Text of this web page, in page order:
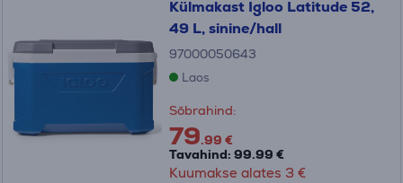
Külmakast Igloo Latitude 52,
49 L, sinine/hall
97000050643
Laos
Sõbrahind:
79.99 €
Tavahind: 99.99 €
Kuumakse alates 3 €